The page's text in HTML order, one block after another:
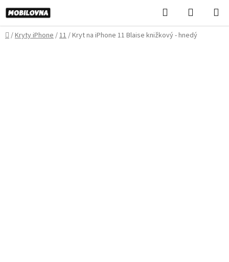
Prejsť
na
obsah
Hľadať
KOŠÍK
Domov
/Kryty iPhone/11/Kryt na iPhone 11 Blaise knižkový - hnedý